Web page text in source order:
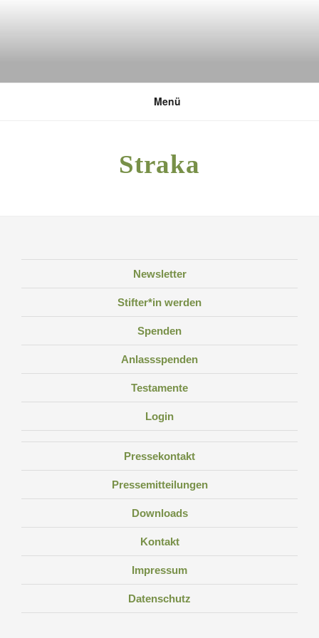
DEUTSCHE UMWELTSTIFTUNG
Menü
Straka
Newsletter
Stifter*in werden
Spenden
Anlassspenden
Testamente
Login
Pressekontakt
Pressemitteilungen
Downloads
Kontakt
Impressum
Datenschutz